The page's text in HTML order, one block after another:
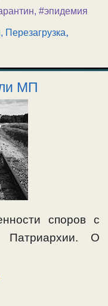
, #эпидемия
Перезагрузка,
МП
споров с
Патриархии. О